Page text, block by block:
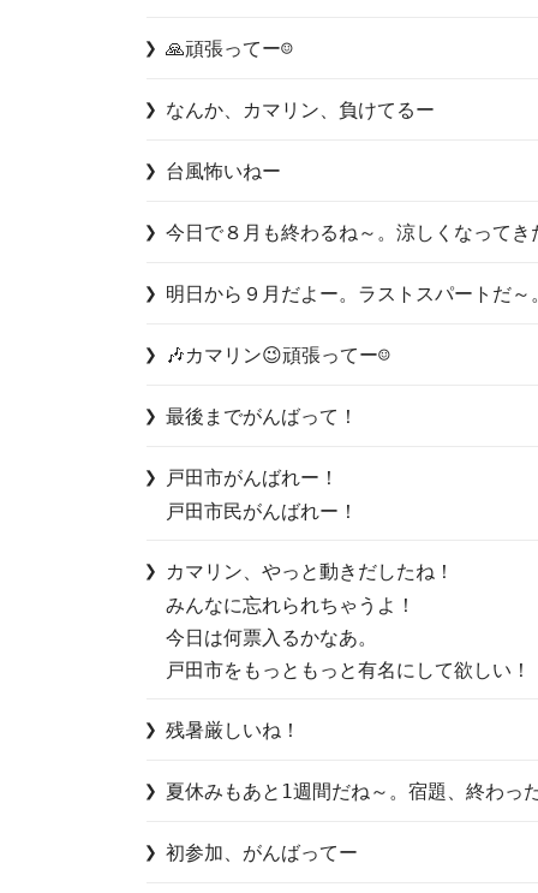
🙏頑張ってー☺️
なんか、カマリン、負けてるー
台風怖いねー
今日で８月も終わるね～。涼しくなってき
明日から９月だよー。ラストスパートだ～
🎶カマリン😉頑張ってー☺️
最後までがんばって！
戸田市がんばれー！
戸田市民がんばれー！
カマリン、やっと動きだしたね！
みんなに忘れられちゃうよ！
今日は何票入るかなあ。
戸田市をもっともっと有名にして欲しい！
残暑厳しいね！
夏休みもあと1週間だね～。宿題、終わっ
初参加、がんばってー